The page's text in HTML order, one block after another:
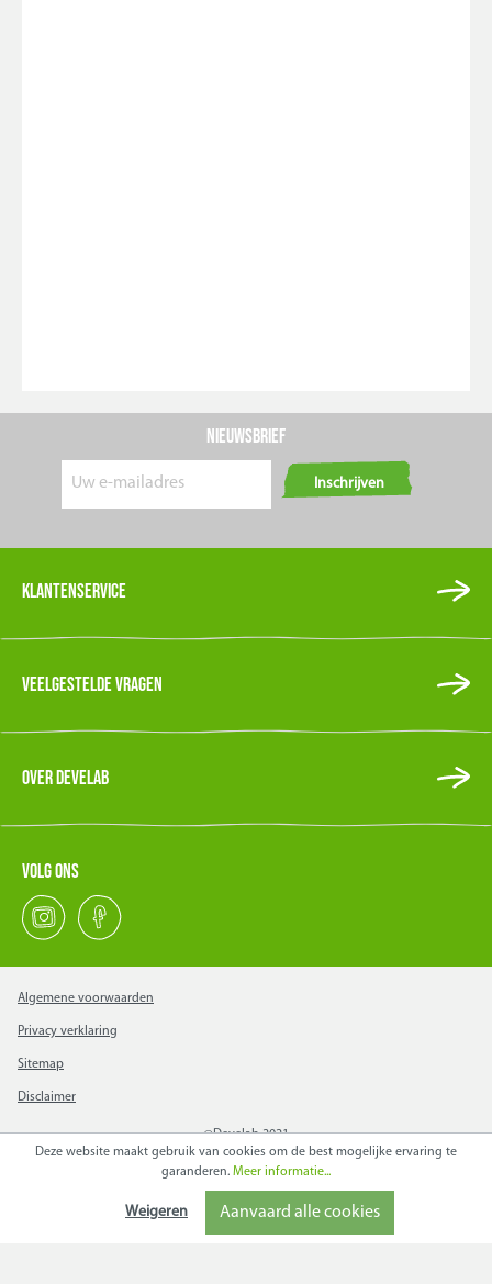
Nieuwsbrief
Inschrijven
Klantenservice
Veelgestelde vragen
Over Develab
Volg ons
Algemene voorwaarden
Privacy verklaring
Sitemap
Disclaimer
@Develab 2021
Deze website maakt gebruik van cookies om de best mogelijke ervaring te
garanderen. Meer informatie...
Weigeren Aanvaard alle cookies